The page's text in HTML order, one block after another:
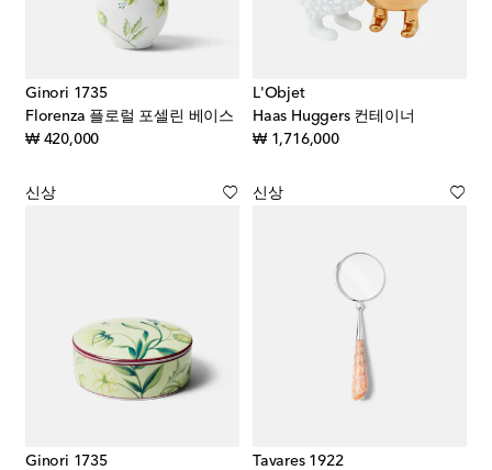
Ginori 1735
Florenza 플로럴 포셀린 베이스
₩ 420,000original price
L'Objet
Haas Huggers 컨테이너
₩ 1,716,000original price
신상
Ginori 1735
신상
Tavares 1922